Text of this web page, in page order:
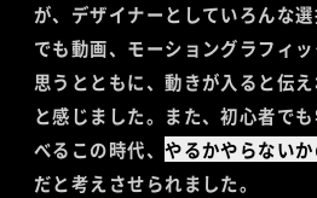
が、デザイナーとしていろんな
でも動画、モーショングラフィ
思うとともに、動きが入ると伝
と感じました。また、初心者で
べるこの時代、やるかやらない
だと考えさせられました。